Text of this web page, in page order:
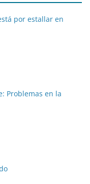
por estallar en
Problemas en la